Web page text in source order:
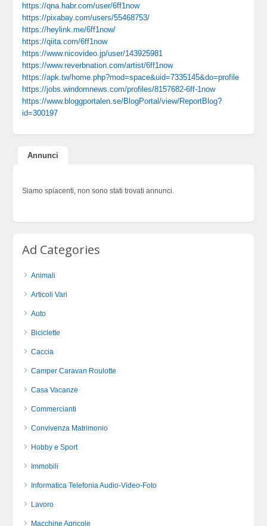
https://qna.habr.com/user/6ff1now
https://pixabay.com/users/55468753/
https://heylink.me/6ff1now/
https://qiita.com/6ff1now
https://www.nicovideo.jp/user/143925981
https://www.reverbnation.com/artist/6ff1now
https://apk.tw/home.php?mod=space&uid=7335145&do=profile
https://jobs.windomnews.com/profiles/8157682-6ff-1now
https://www.bloggportalen.se/BlogPortal/view/ReportBlog?
id=300197
Annunci
Siamo spiacenti, non sono stati trovati annunci.
Ad Categories
Animali
Articoli Vari
Auto
Biciclette
Caccia
Camper Caravan Roulotte
Casa Vacanze
Commercianti
Convivenza Matrimonio
Hobby e Sport
Immobili
Informatica Telefonia Audio-Video-Foto
Lavoro
Macchine Agricole